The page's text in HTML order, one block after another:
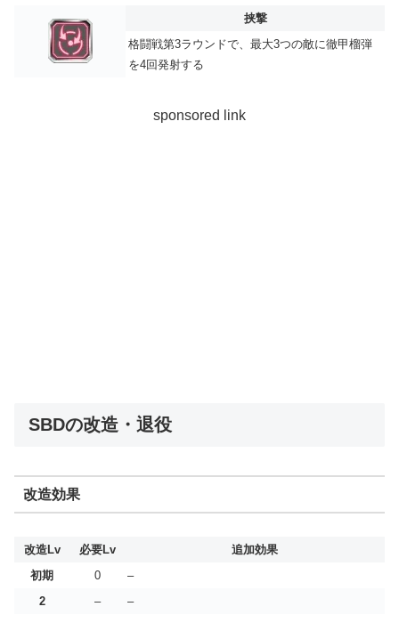
挟撃
格闘戦第3ラウンドで、最大3つの敵に徹甲榴弾
を4回発射する
sponsored link
SBDの改造・退役
改造効果
改造Lv 必要Lv
追加効果
初期
0
–
2
– –